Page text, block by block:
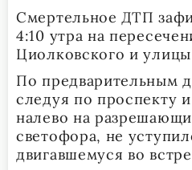
Смертельное ДТП
4:10 утра на
Циолковского и улицы
По предварительным
следуя по проспекту
налево на
светофора, не
двигавшемуся во